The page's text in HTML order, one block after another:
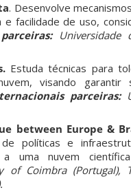
. Desenvolve
e facilidade de uso,
Universidade
Estuda técnicas para
visando garantir
parceiras:
between Europe &
políticas e
uma nuvem
of Coimbra (Portugal),